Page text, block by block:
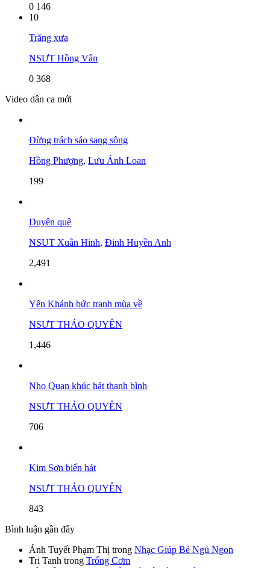
0 146
10
Trăng xưa
NSƯT Hồng Vân
0 368
Video dân ca mới
Đừng trách sáo sang sông
Hồng Phượng, Lưu Ánh Loan
199
Duyên quê
NSUT Xuân Hinh, Đinh Huyền Anh
2,491
Yên Khánh bức tranh mùa về
NSƯT THẢO QUYÊN
1,446
Nho Quan khúc hát thanh bình
NSƯT THẢO QUYÊN
706
Kim Sơn biển hát
NSƯT THẢO QUYÊN
843
Bình luận gần đây
Ánh Tuyết Phạm Thị trong Nhạc Giúp Bé Ngủ Ngon
Tri Tanh trong Trống Cơm